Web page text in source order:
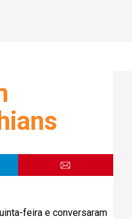
feira e conversaram